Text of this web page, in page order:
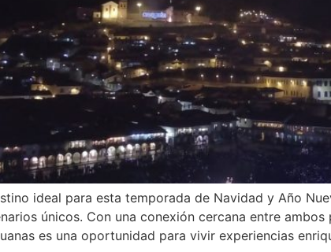
ideal para esta temporada de Navidad y Año
únicos. Con una conexión cercana entre
es una oportunidad para vivir experiencias